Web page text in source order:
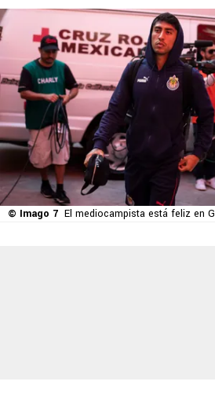
© Imago 7 El mediocampista está feliz en